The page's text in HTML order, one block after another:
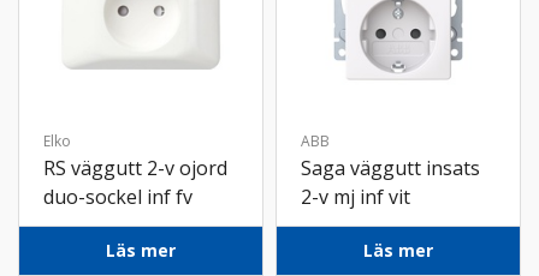
Elko
RS väggutt 2-v ojord
duo-sockel inf fv
Läs mer
ABB
Saga väggutt insats
2-v mj inf vit
Läs mer